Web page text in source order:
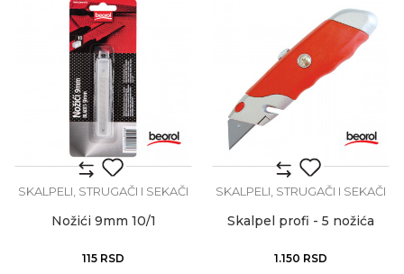
SKALPELI, STRUGAČI I SEKAČI
Nožići 9mm 10/1
115 RSD
SKALPELI, STRUGAČI I SEKAČI
Skalpel profi - 5 nožića
1.150 RSD